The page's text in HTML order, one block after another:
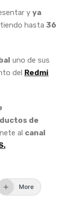
y ya
hasta 36
uno de sus
del
Redmi
de
al canal
More